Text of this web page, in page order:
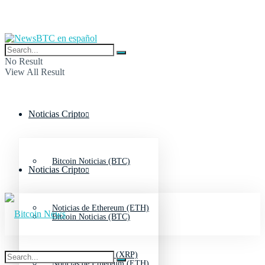
No Result
View All Result
Noticias Cripto
Bitcoin Noticias (BTC)
Noticias de Ethereum (ETH)
Noticias de Ripple (XRP)
Noticias Cripto
Bitcoin Noticias (BTC)